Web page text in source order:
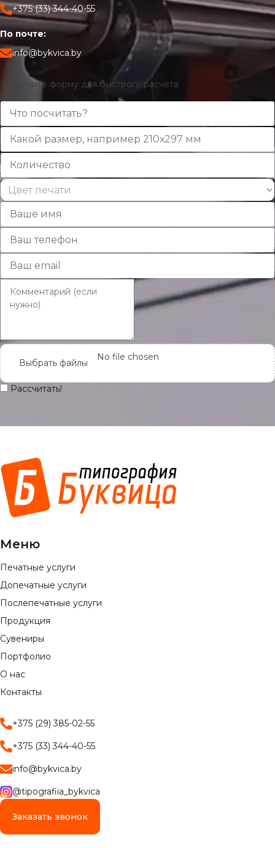
+375 (33) 344-40-55
По почте:
info@bykvica.by
Заполните форму для быстрого расчета
Выбрать файлы
No file chosen
Рассчитать!
Меню
Печатные услуги
Допечатные услуги
Послепечатные услуги
Продукция
Сувениры
Портфолио
О нас
Контакты
+375 (29) 385-02-55
+375 (33) 344-40-55
info@bykvica.by
@tipografiia_bykvica
Заказать звонок